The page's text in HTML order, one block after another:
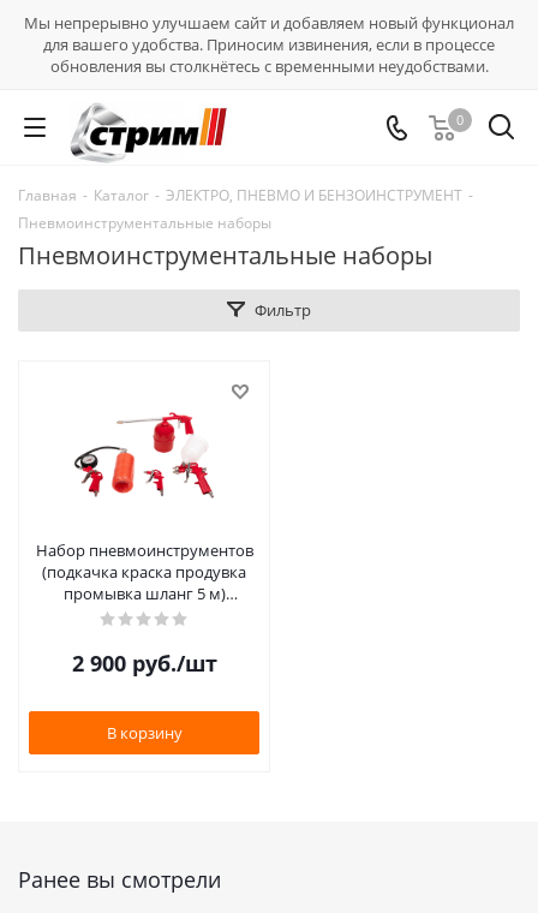
Мы непрерывно улучшаем сайт и добавляем новый функционал
для вашего удобства. Приносим извинения, если в процессе
обновления вы столкнётесь с временными неудобствами.
0
Главная - Каталог - ЭЛЕКТРО, ПНЕВМО И БЕНЗОИНСТРУМЕНТ -
Пневмоинструментальные наборы
Пневмоинструментальные наборы
Фильтр
Набор пневмоинструментов
(подкачка краска продувка
промывка шланг 5 м)
СТАНДАРТ P.I.T.
2 900руб./шт
В корзину
Ранее вы смотрели